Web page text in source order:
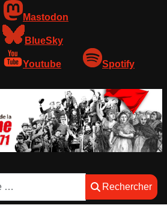
Mastodon
BlueSky
Youtube Spotify
Rechercher